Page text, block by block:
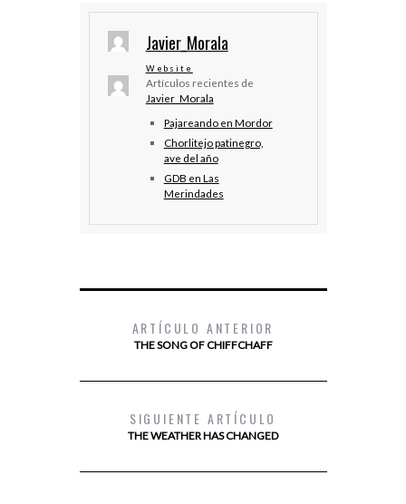
Javier_Morala
Website
Artículos recientes de
Javier_Morala
Pajareando en Mordor
Chorlitejo patinegro,
ave del año
GDB en Las
Merindades
ARTÍCULO ANTERIOR
THE SONG OF CHIFFCHAFF
SIGUIENTE ARTÍCULO
THE WEATHER HAS CHANGED